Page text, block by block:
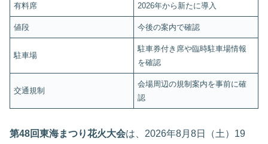
有料席 2026年から新たに導入
値段 今後の案内で確認
駐車場
駐車券付き席や臨時駐車場情報
を確認
交通規制
会場周辺の規制案内を事前に確
認
第48回東海まつり花火大会は、2026年8月8日（土）19